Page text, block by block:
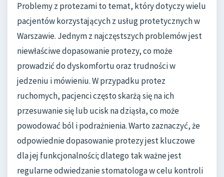
Problemy z protezami to temat, który dotyczy wielu
pacjentów korzystających z usług protetycznych w
Warszawie. Jednym z najczęstszych problemów jest
niewłaściwe dopasowanie protezy, co może
prowadzić do dyskomfortu oraz trudności w
jedzeniu i mówieniu. W przypadku protez
ruchomych, pacjenci często skarżą się na ich
przesuwanie się lub ucisk na dziąsła, co może
powodować ból i podrażnienia. Warto zaznaczyć, że
odpowiednie dopasowanie protezy jest kluczowe
dla jej funkcjonalności; dlatego tak ważne jest
regularne odwiedzanie stomatologa w celu kontroli